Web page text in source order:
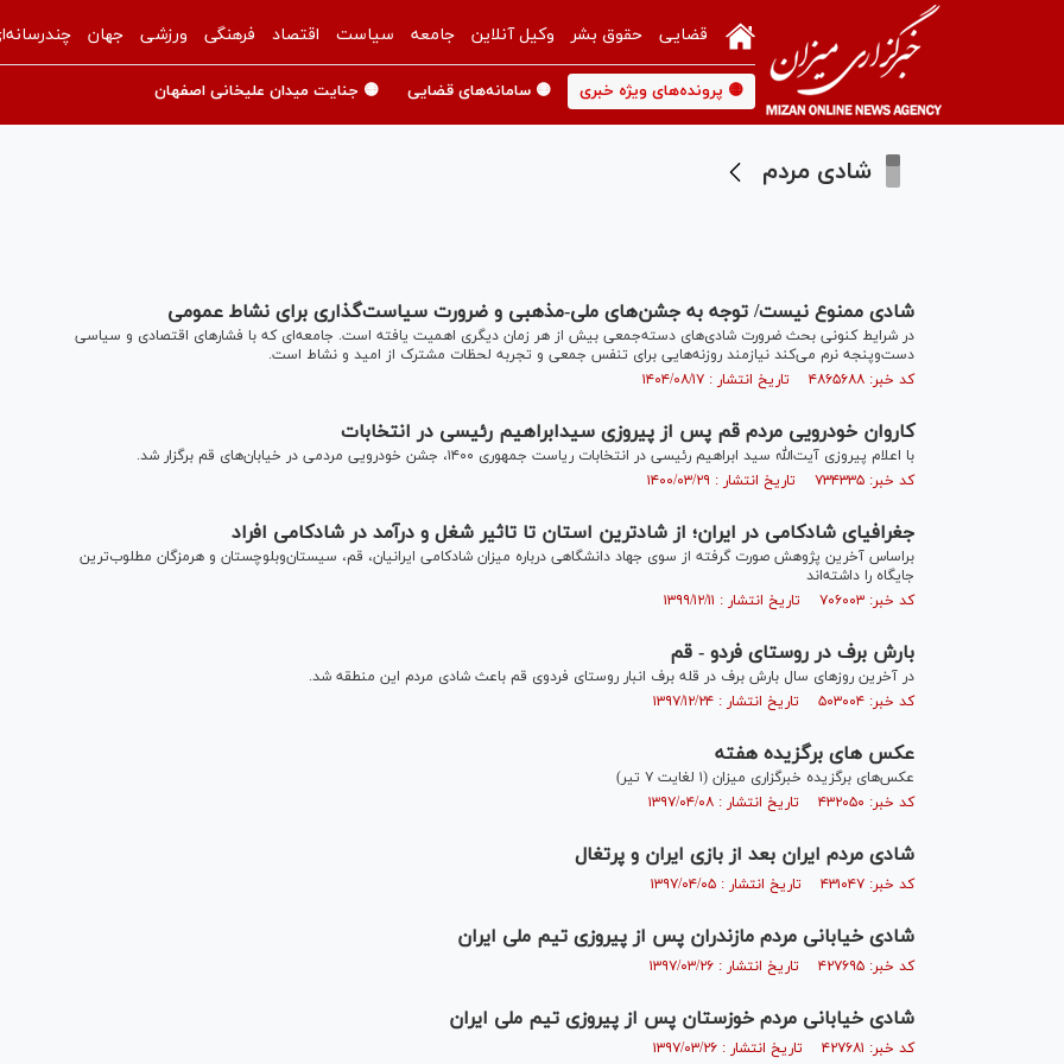
قضایی حقوق بشر وکیل آنلاین جامعه سیاست اقتصاد فرهنگی ورزشی جهان
🟡 پرونده‌های ویژه خبری 🟡 سامانه‌های قضایی 🟡 جنایت میدان علیخانی اصفهان
شادی مردم
شادی ممنوع نیست/ توجه به جشن‌های ملی-مذهبی و ضرورت سیاست‌گذاری برای نشاط عمومی
در شرایط کنونی بحث ضرورت شادی‌های دسته‌جمعی بیش از هر زمان دیگری اهمیت یافته است. جامعه‌ای که با فشارهای اقتصادی و سیاسی
دست‌وپنجه نرم می‌کند نیازمند روزنه‌هایی برای تنفس جمعی و تجربه لحظات مشترک از امید و نشاط است.
کد خبر: ۴۸۶۵۶۸۸ تاریخ انتشار : ۱۴۰۴/۰۸/۱۷
کاروان خودرویی مردم قم پس از پیروزی سیدابراهیم رئیسی در انتخابات
با اعلام پیروزی آیت‌الله سید ابراهیم رئیسی در انتخابات ریاست جمهوری ۱۴۰۰، جشن خودرویی مردمی در خیابان‌های قم برگزار شد.
کد خبر: ۷۳۴۳۳۵ تاریخ انتشار : ۱۴۰۰/۰۳/۲۹
جغرافیای شادکامی در ایران؛ از شادترین استان تا تاثیر شغل و درآمد در شادکامی افراد
براساس آخرین پژوهش صورت گرفته از سوی جهاد دانشگاهی درباره میزان شادکامی ایرانیان، قم، سیستان‌وبلوچستان و هرمزگان مطلوب‌ترین
جایگاه را داشته‌اند
کد خبر: ۷۰۶۰۰۳ تاریخ انتشار : ۱۳۹۹/۱۲/۱۱
بارش برف در روستای فردو - قم
در آخرین روزهای سال بارش برف در قله برف انبار روستای فردوی قم باعث شادی مردم این منطقه شد.
کد خبر: ۵۰۳۰۰۴ تاریخ انتشار : ۱۳۹۷/۱۲/۲۴
عکس های برگزیده هفته
عکس‌های برگزیده خبرگزاری میزان (۱ لغایت ۷ تیر)
کد خبر: ۴۳۲۰۵۰ تاریخ انتشار : ۱۳۹۷/۰۴/۰۸
شادی مردم ایران بعد از بازی ایران و پرتغال
کد خبر: ۴۳۱۰۴۷ تاریخ انتشار : ۱۳۹۷/۰۴/۰۵
شادی خیابانی مردم مازندران پس از پیروزی تیم ملی ایران
کد خبر: ۴۲۷۶۹۵ تاریخ انتشار : ۱۳۹۷/۰۳/۲۶
شادی خیابانی مردم خوزستان پس از پیروزی تیم ملی ایران
کد خبر: ۴۲۷۶۸۱ تاریخ انتشار : ۱۳۹۷/۰۳/۲۶